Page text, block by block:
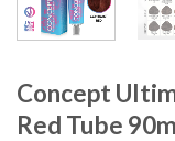
Concept
Red Tube